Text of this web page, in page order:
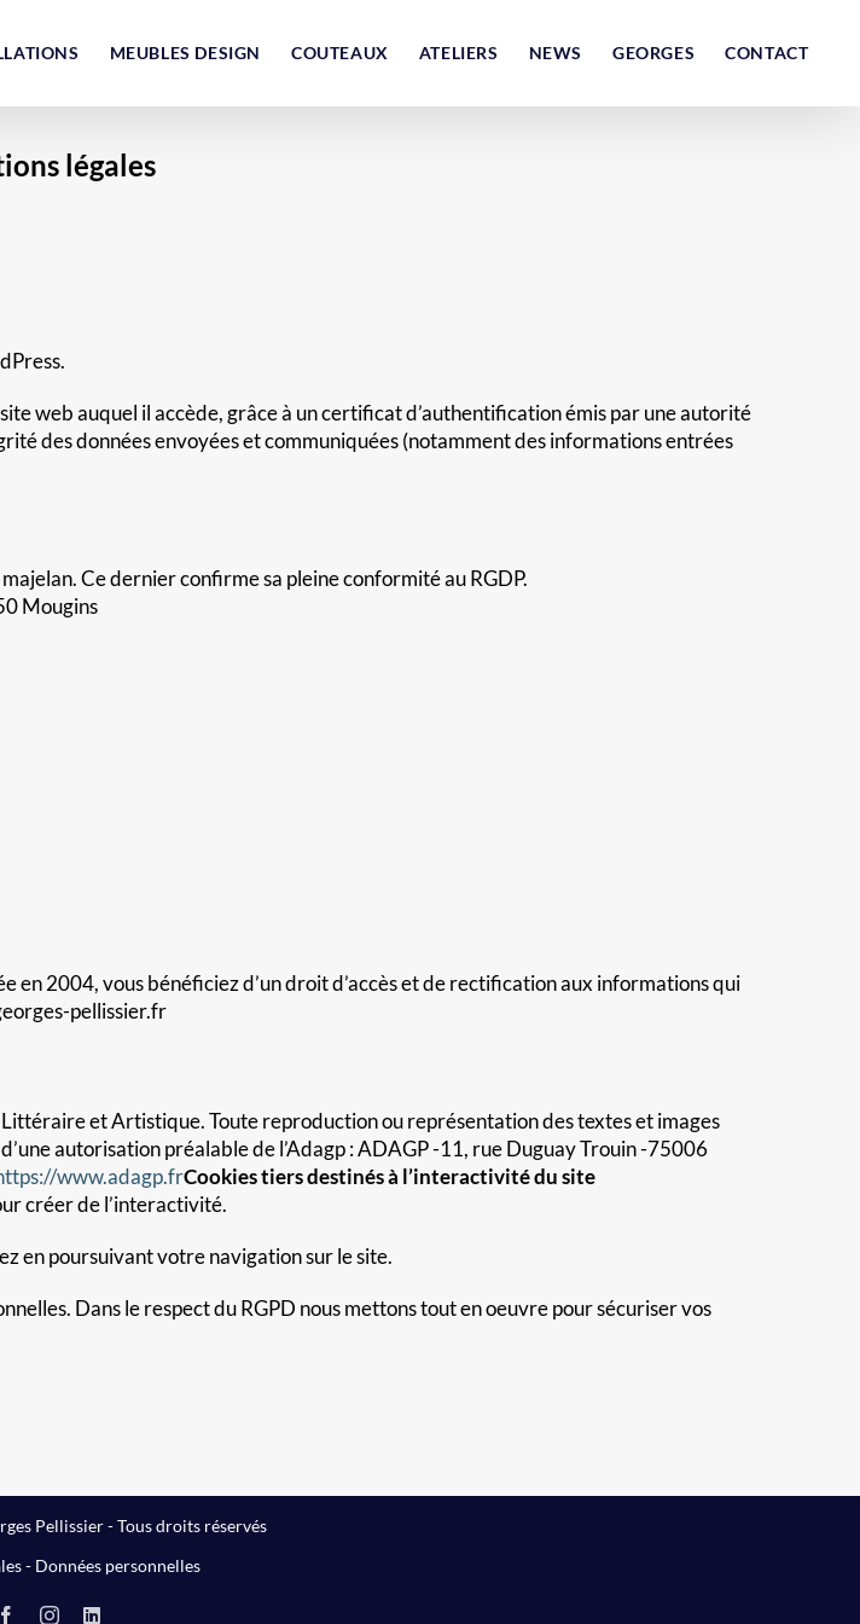
MEUBLES DESIGN COUTEAUX ATELIERS NEWS GEORGES CONTACT
légales
web auquel il accède, grâce à un certificat d’authentification émis par une autorité
des données envoyées et communiquées (notamment des informations entrées
Ce dernier confirme sa pleine conformité au RGDP.
Mougins
2004, vous bénéficiez d’un droit d’accès et de rectification aux informations qui
pellissier.fr
et Artistique. Toute reproduction ou représentation des textes et images
autorisation préalable de l’Adagp : ADAGP -11, rue Duguay Trouin -75006
www.adagp.frCookies tiers destinés à l’interactivité du site
créer de l’interactivité.
en poursuivant votre navigation sur le site.
Dans le respect du RGPD nous mettons tout en oeuvre pour sécuriser vos
Pellissier - Tous droits réservés
- Données personnelles
FacebookInstagramLinkedIn